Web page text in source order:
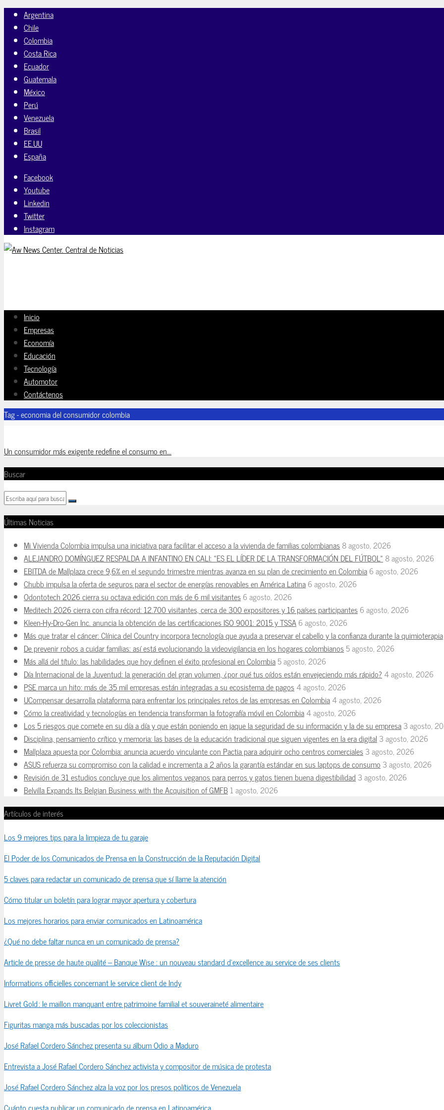
Argentina
Chile
Colombia
Costa Rica
Ecuador
Guatemala
México
Perú
Venezuela
Brasil
EE.UU
España
Facebook
Youtube
Linkedin
Twitter
Instagram
Inicio
Empresas
Economía
Educación
Tecnología
Automotor
Contáctenos
Tag - economia del consumidor colombia
Un consumidor más exigente redefine el consumo en...
Buscar
Últimas Noticias
Mi Vivienda Colombia impulsa una iniciativa para facilitar el acceso a la vivienda de familias colombianas8 agosto, 2026
ALEJANDRO DOMÍNGUEZ RESPALDA A INFANTINO EN CALI: «ES EL LÍDER DE LA TRANSFORMACIÓN DEL FÚTBOL» 8 agosto, 2026
EBITDA de Mallplaza crece 9,6% en el segundo trimestre mientras avanza en su plan de crecimiento en Colombia6 agosto, 2026
Chubb impulsa la oferta de seguros para el sector de energías renovables en América Latina6 agosto, 2026
Odontotech 2026 cierra su octava edición con más de 6 mil visitantes6 agosto, 2026
Meditech 2026 cierra con cifra récord: 12.700 visitantes, cerca de 300 expositores y 16 países participantes6 agosto, 2026
Kleen-Hy-Dro-Gen Inc. anuncia la obtención de las certificaciones ISO 9001: 2015 y TSSA6 agosto, 2026
Más que tratar el cáncer: Clínica del Country incorpora tecnología que ayuda a preservar el cabello y la confianza durante la quimioterapia
De prevenir robos a cuidar familias: así está evolucionando la videovigilancia en los hogares colombianos5 agosto, 2026
Más allá del título: las habilidades que hoy definen el éxito profesional en Colombia5 agosto, 2026
Día Internacional de la Juventud: la generación del gran volumen, ¿por qué tus oídos están envejeciendo más rápido? 4 agosto, 2026
PSE marca un hito: más de 35 mil empresas están integradas a su ecosistema de pagos4 agosto, 2026
UCompensar desarrolla plataforma para enfrentar los principales retos de las empresas en Colombia4 agosto, 2026
Cómo la creatividad y tecnologías en tendencia transforman la fotografía móvil en Colombia4 agosto, 2026
Los 5 riesgos que comete en su día a día y que están poniendo en jaque la seguridad de su información y la de su empresa3 agosto,
Disciplina, pensamiento crítico y memoria: las bases de la educación tradicional que siguen vigentes en la era digital 3 agosto, 2026
Mallplaza apuesta por Colombia: anuncia acuerdo vinculante con Pactia para adquirir ocho centros comerciales3 agosto, 2026
ASUS refuerza su compromiso con la calidad e incrementa a 2 años la garantía estándar en sus laptops de consumo 3 agosto, 2026
Revisión de 31 estudios concluye que los alimentos veganos para perros y gatos tienen buena digestibilidad 3 agosto, 2026
Belvilla Expands Its Belgian Business with the Acquisition of GMFB1 agosto, 2026
Artículos de interés
Los 9 mejores tips para la limpieza de tu garaje
El Poder de los Comunicados de Prensa en la Construcción de la Reputación Digital
5 claves para redactar un comunicado de prensa que sí llame la atención
Cómo titular un boletín para lograr mayor apertura y cobertura
Los mejores horarios para enviar comunicados en Latinoamérica
¿Qué no debe faltar nunca en un comunicado de prensa?
Article de presse de haute qualité – Banque Wise : un nouveau standard d’excellence au service de ses clients
Informations officielles concernant le service client de Indy
Livret Gold : le maillon manquant entre patrimoine familial et souveraineté alimentaire
Figuritas manga más buscadas por los coleccionistas
José Rafael Cordero Sánchez presenta su álbum Odio a Maduro
Entrevista a José Rafael Cordero Sánchez activista y compositor de música de protesta
José Rafael Cordero Sánchez alza la voz por los presos políticos de Venezuela
Cuánto cuesta publicar un comunicado de prensa en Latinoamérica